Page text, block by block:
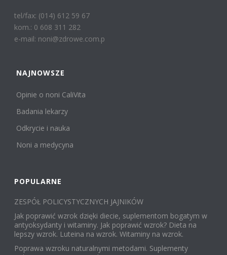
tel/fax: (014) 612 59 67
kom.: 0 608 311 282
e-mail: noni@zdrowe.com.p
NAJNOWSZE
Opinie o noni CaliVita
Badania lekarzy
Odkrycie i nauka
Noni a medycyna
POPULARNE
ZESPÓŁ POLICYSTYCZNYCH JAJNIKÓW
Jak poprawić wzrok dzięki diecie, suplementom bogatym w
antyoksydanty i witaminy. Jak poprawić wzrok? Dieta na
lepszy wzrok. Luteina na wzrok. Witaminy na wzrok.
Poprawa wzroku naturalnymi metodami. Suplementy